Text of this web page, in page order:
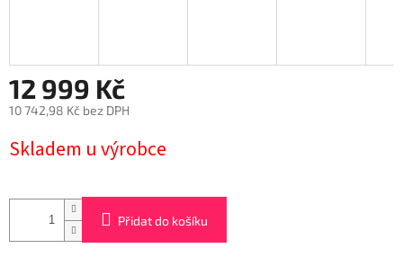
12 999 Kč
10 742,98 Kč bez DPH
cena:
Skladem u výrobce
Přidat do košíku